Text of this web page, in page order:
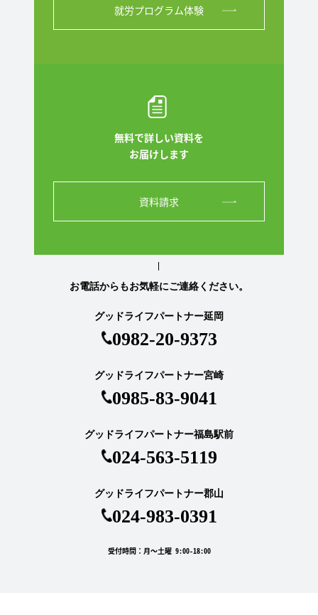
就労プログラム体験
無料で詳しい資料を
お届けします
資料請求
お電話からもお気軽にご連絡ください。
グッドライフパートナー延岡
0982-20-9373
グッドライフパートナー宮崎
0985-83-9041
グッドライフパートナー福島駅前
024-563-5119
グッドライフパートナー郡山
024-983-0391
受付時間：月～土曜 9:00-18:00